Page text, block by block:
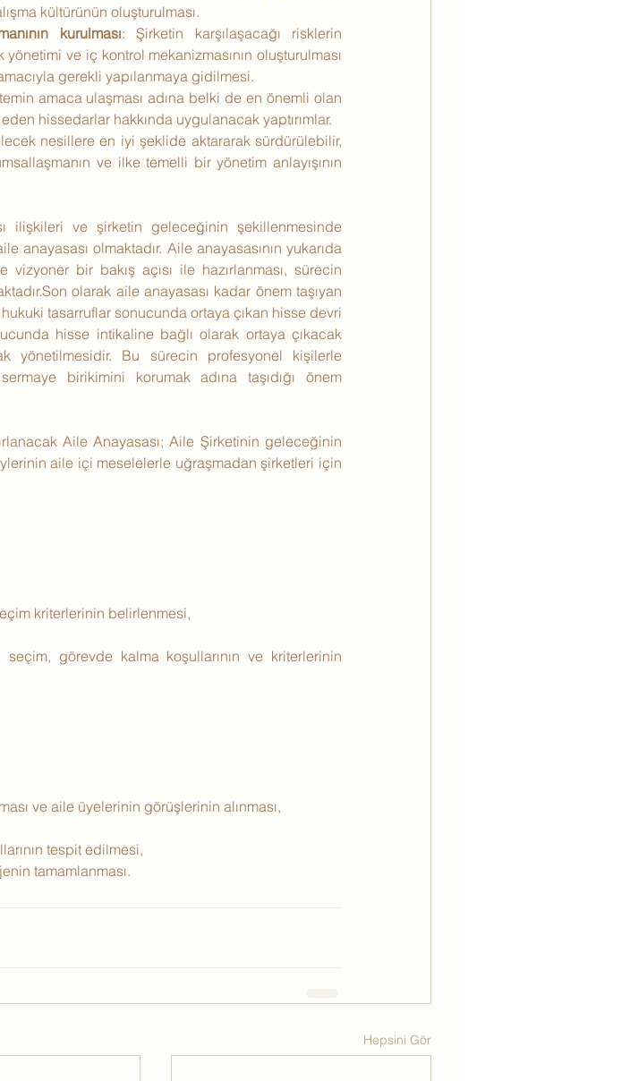
kültürünün oluşturulması.
kurulması: Şirketin karşılaşacağı risklerin
ve iç kontrol mekanizmasının oluşturulması
gerekli yapılanmaya gidilmesi.
amaca ulaşması adına belki de en önemli olan
hissedarlar hakkında uygulanacak yaptırımlar.
nesillere en iyi şeklide aktararak sürdürülebilir,
ve ilke temelli bir yönetim anlayışının
ilişkileri ve şirketin geleceğinin şekillenmesinde
olmaktadır. Aile anayasasının yukarıda
vizyoner bir bakış açısı ile hazırlanması, sürecin
olarak aile anayasası kadar önem taşıyan
tasarruflar sonucunda ortaya çıkan hisse devri
hisse intikaline bağlı olarak ortaya çıkacak
yönetilmesidir. Bu sürecin profesyonel kişilerle
birikimini korumak adına taşıdığı önem
Aile Anayasası; Aile Şirketinin geleceğinin
aile içi meselelerle uğraşmadan şirketleri için
kriterlerinin belirlenmesi,
görevde kalma koşullarının ve kriterlerinin
ve aile üyelerinin görüşlerinin alınması,
tespit edilmesi,
tamamlanması.
Hepsini Gör